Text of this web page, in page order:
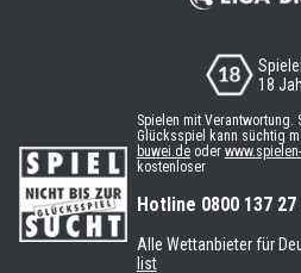
18
Spielen mit Verantwortung.
Glücksspiel kann süchtig
buwei.deoder
kostenloser
Hotline 0800 137 27
Alle Wettanbieter für
list